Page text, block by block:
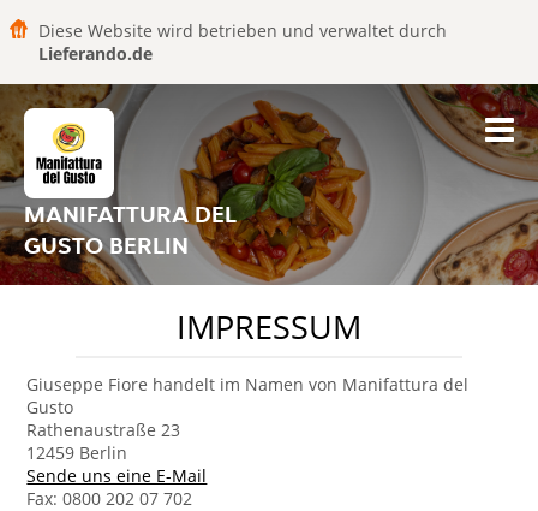
Diese Website wird betrieben und verwaltet durch
Lieferando.de
MANIFATTURA DEL
GUSTO BERLIN
IMPRESSUM
Giuseppe Fiore handelt im Namen von Manifattura del
Gusto
Rathenaustraße 23
12459 Berlin
Sende uns eine E-Mail
Fax: 0800 202 07 702